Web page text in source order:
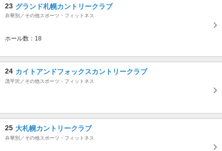
23 グランド札幌カントリークラブ
弁華別／その他スポーツ・フィットネス
ホール数：18
24 カイトアンドフォックスカントリークラブ
茂平沢／その他スポーツ・フィットネス
25 大札幌カントリークラブ
弁華別／その他スポーツ・フィットネス